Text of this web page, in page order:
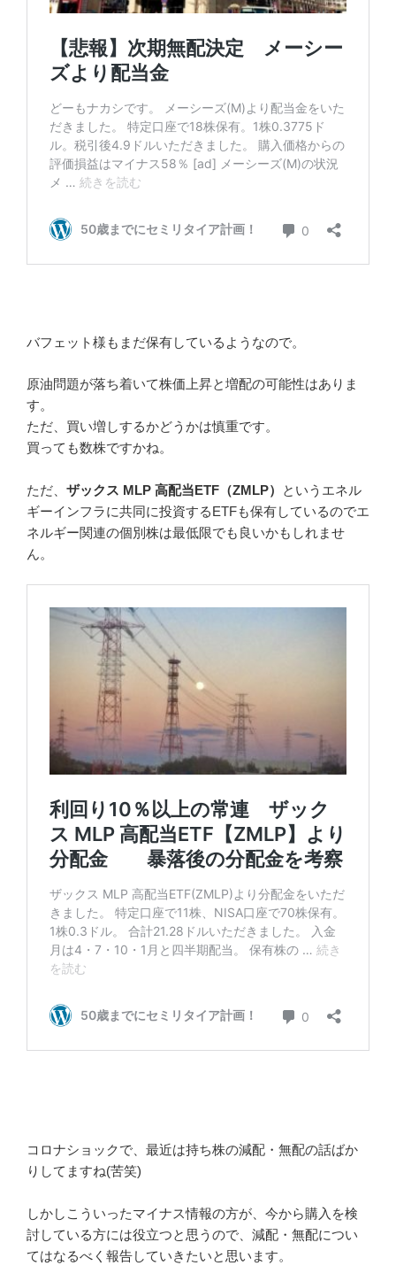
バフェット様もまだ保有しているようなので。
原油問題が落ち着いて株価上昇と増配の可能性はありま
す。
ただ、買い増しするかどうかは慎重です。
買っても数株ですかね。
ただ、 ザックス MLP 高配当ETF（ZMLP）
というエネル
ギーインフラに共同に投資するETFも保有しているのでエ
ネルギー関連の個別株は最低限でも良いかもしれませ
ん。
コロナショックで、最近は持ち株の減配・無配の話ばか
りしてますね(苦笑)
しかしこういったマイナス情報の方が、今から購入を検
討している方には役立つと思うので、減配・無配につい
てはなるべく報告していきたいと思います。